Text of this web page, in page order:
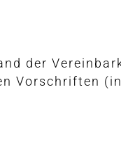
der
Vorschriften